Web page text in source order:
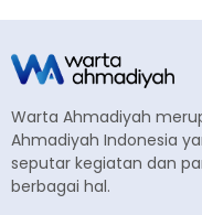
Warta Ahmadiyah
Ahmadiyah Indonesia
seputar kegiatan dan
berbagai hal.